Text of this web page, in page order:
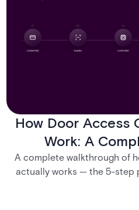
How Door Access
Work: A
A complete walkthrough of
actually works — the 5-step